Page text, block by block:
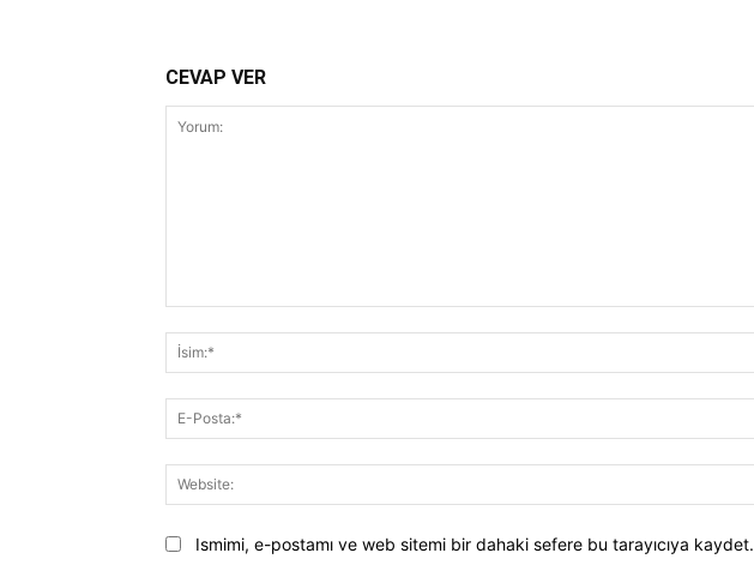
CEVAP VER
Ismimi, e-postamı ve web sitemi bir dahaki sefere bu tarayıcıya kaydet.